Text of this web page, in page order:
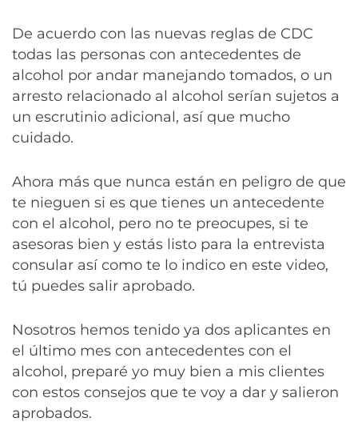
De acuerdo con las nuevas reglas de CDC
todas las personas con antecedentes de
alcohol por andar manejando tomados, o un
arresto relacionado al alcohol serían sujetos a
un escrutinio adicional, así que mucho
cuidado.
Ahora más que nunca están en peligro de que
te nieguen si es que tienes un antecedente
con el alcohol, pero no te preocupes, si te
asesoras bien y estás listo para la entrevista
consular así como te lo indico en este video,
tú puedes salir aprobado.
Nosotros hemos tenido ya dos aplicantes en
el último mes con antecedentes con el
alcohol, preparé yo muy bien a mis clientes
con estos consejos que te voy a dar y salieron
aprobados.